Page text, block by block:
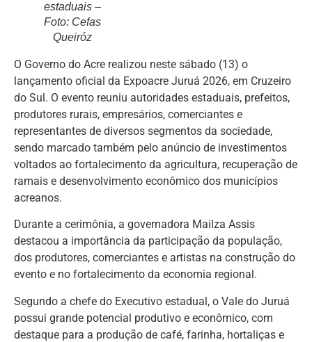
estaduais –
Foto: Cefas
Queiróz
O Governo do Acre realizou neste sábado (13) o
lançamento oficial da Expoacre Juruá 2026, em Cruzeiro
do Sul. O evento reuniu autoridades estaduais, prefeitos,
produtores rurais, empresários, comerciantes e
representantes de diversos segmentos da sociedade,
sendo marcado também pelo anúncio de investimentos
voltados ao fortalecimento da agricultura, recuperação de
ramais e desenvolvimento econômico dos municípios
acreanos.
Durante a cerimônia, a governadora Mailza Assis
destacou a importância da participação da população,
dos produtores, comerciantes e artistas na construção do
evento e no fortalecimento da economia regional.
Segundo a chefe do Executivo estadual, o Vale do Juruá
possui grande potencial produtivo e econômico, com
destaque para a produção de café, farinha, hortaliças e